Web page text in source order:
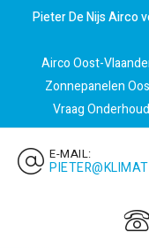
Pieter De Nijs Airco
Airco Oost-
Zonnepanelen
Vraag
E-MAIL: